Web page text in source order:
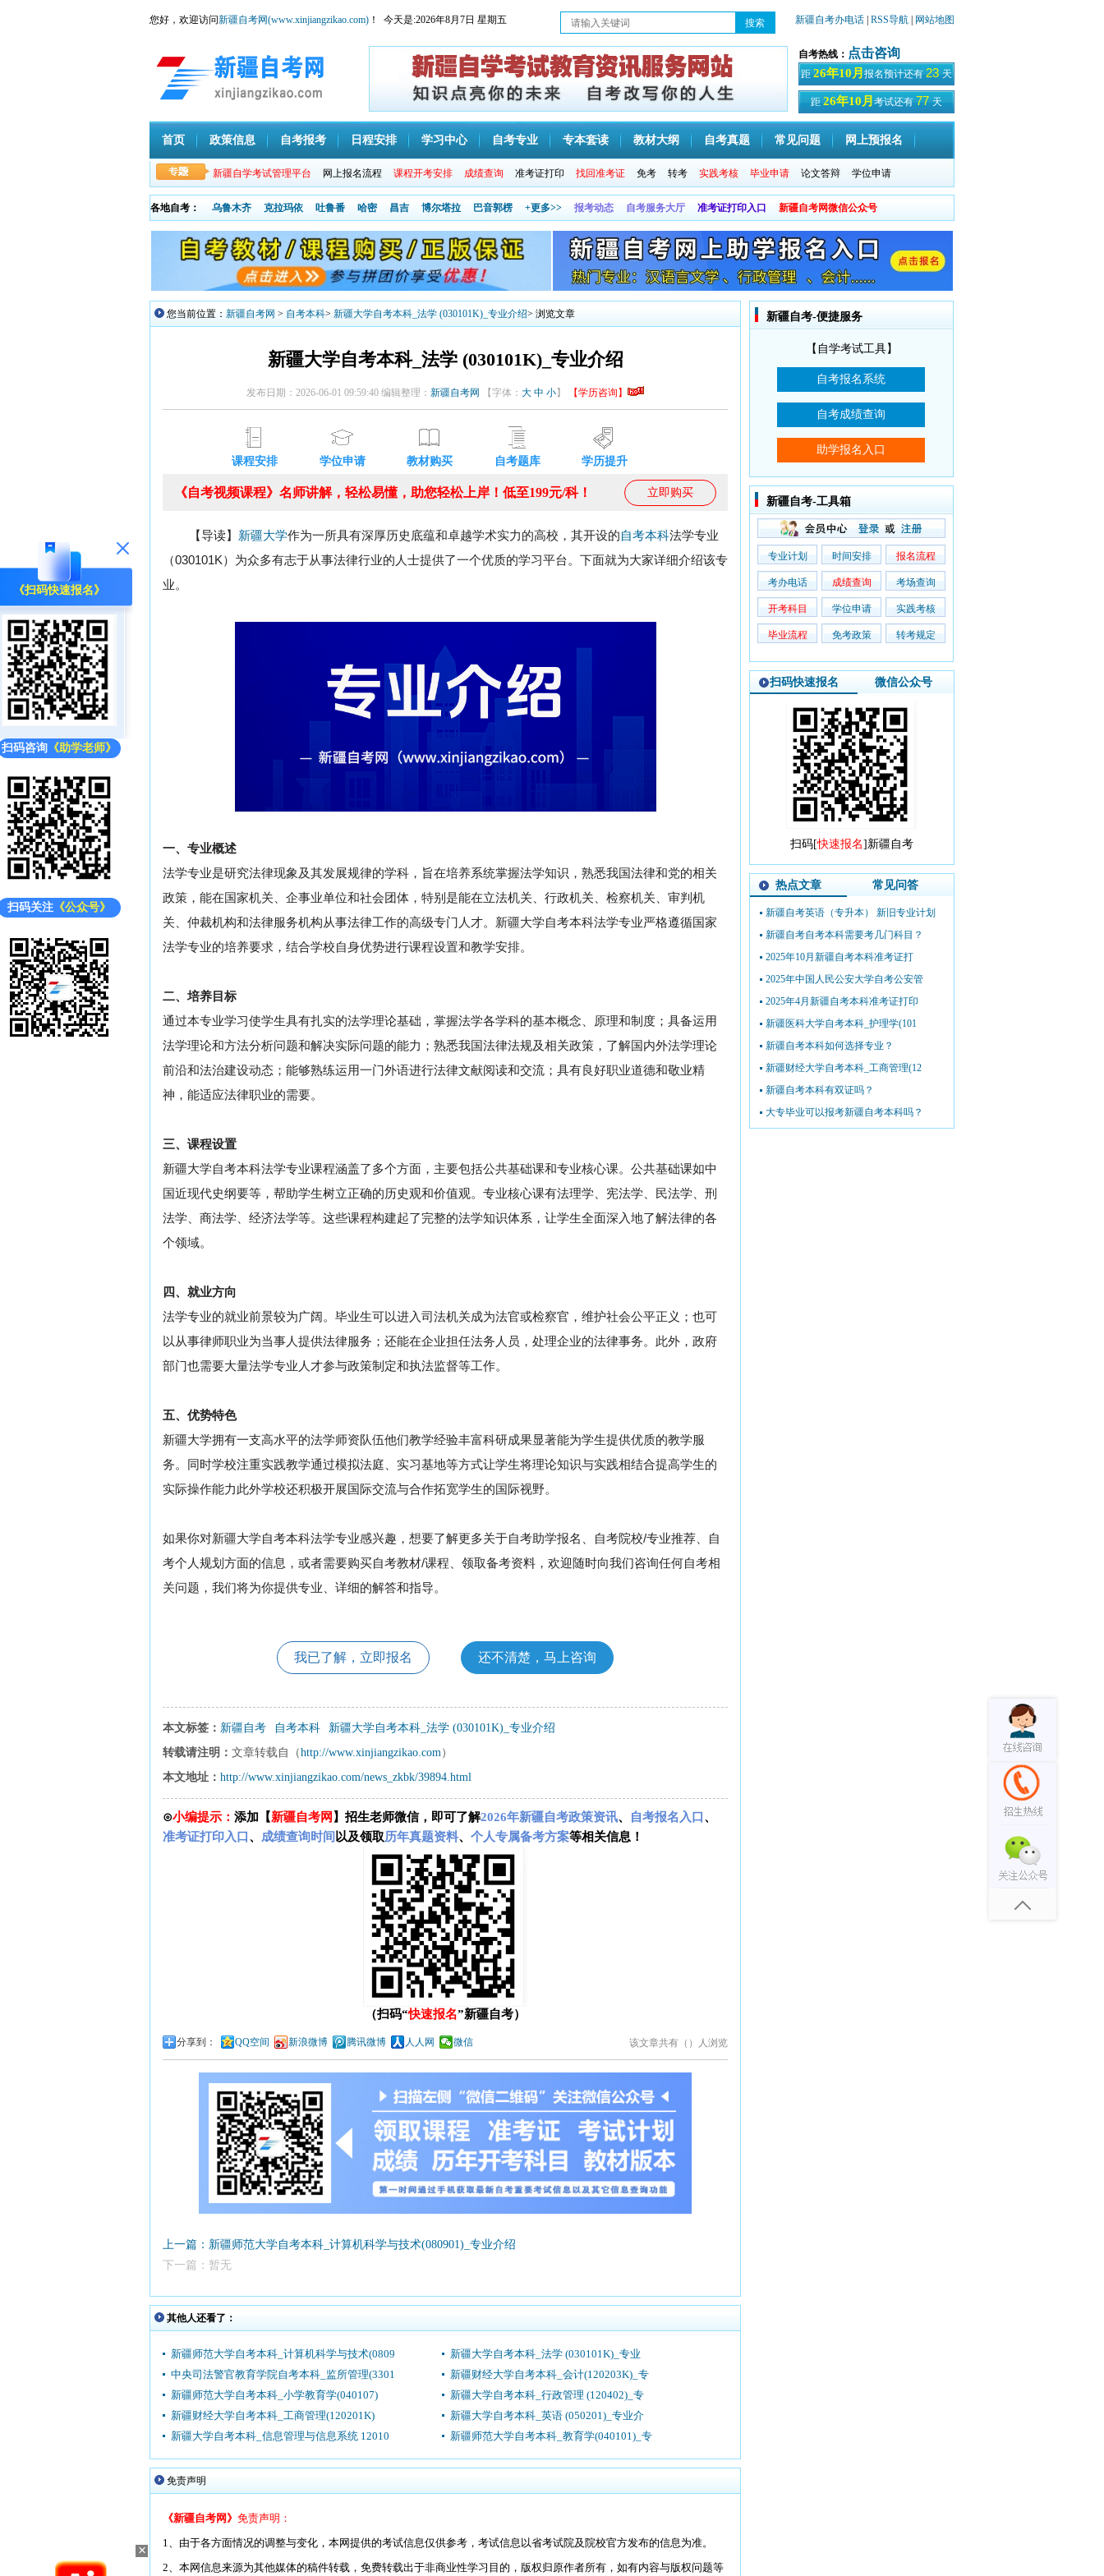
《扫码快速报名》
扫码咨询 《助学老师》
扫码关注 《公众号》
×
您好，欢迎访问新疆自考网(www.xinjiangzikao.com) ！ 今天是:2026年8月7日 星期五 新疆自考办电话 RSS导航 网站地图
自考热线： 点击咨询
距 26年10月 报名预计还有 23 天
距 26年10月 考试还有 77 天
首页 政策信息 自考报考 日程安排 学习中心 自考专业 专本套读 教材大纲 自考真题 常见问题 网上预报名
新疆自学考试管理平台 网上报名流程 课程开考安排 成绩查询 准考证打印 找回准考证 免考 转考 实践考核 毕业申请 论文答辩 学位申请
各地自考： 乌鲁木齐 克拉玛依 吐鲁番 哈密 昌吉 博尔塔拉 巴音郭楞 +更多>> 报考动态 自考服务大厅 准考证打印入口 新疆自考网微信公众号
您当前位置： 新疆自考网 > 自考本科> 新疆大学自考本科_法学 (030101K)_专业介绍> 浏览文章
新疆大学自考本科_法学 (030101K)_专业介绍
发布日期：2026-06-01 09:59:40 编辑整理： 新疆自考网 【字体： 大 中 小】 【学历咨询】
课程安排 学位申请 教材购买 自考题库 学历提升
立即购买
《自考视频课程》名师讲解，轻松易懂，助您轻松上岸！低至199元/科！
【导读】 新疆大学作为一所具有深厚历史底蕴和卓越学术实力的高校，其开设的自考本科法学专业
（030101K）为众多有志于从事法律行业的人士提供了一个优质的学习平台。下面就为大家详细介绍该专
业。
一、专业概述
法学专业是研究法律现象及其发展规律的学科，旨在培养系统掌握法学知识，熟悉我国法律和党的相关
政策，能在国家机关、企事业单位和社会团体，特别是能在立法机关、行政机关、检察机关、审判机
关、仲裁机构和法律服务机构从事法律工作的高级专门人才。新疆大学自考本科法学专业严格遵循国家
法学专业的培养要求，结合学校自身优势进行课程设置和教学安排。
二、培养目标
通过本专业学习使学生具有扎实的法学理论基础，掌握法学各学科的基本概念、原理和制度；具备运用
法学理论和方法分析问题和解决实际问题的能力；熟悉我国法律法规及相关政策，了解国内外法学理论
前沿和法治建设动态；能够熟练运用一门外语进行法律文献阅读和交流；具有良好职业道德和敬业精
神，能适应法律职业的需要。
三、课程设置
新疆大学自考本科法学专业课程涵盖了多个方面，主要包括公共基础课和专业核心课。公共基础课如中
国近现代史纲要等，帮助学生树立正确的历史观和价值观。专业核心课有法理学、宪法学、民法学、刑
法学、商法学、经济法学等。这些课程构建起了完整的法学知识体系，让学生全面深入地了解法律的各
个领域。
四、就业方向
法学专业的就业前景较为广阔。毕业生可以进入司法机关成为法官或检察官，维护社会公平正义；也可
以从事律师职业为当事人提供法律服务；还能在企业担任法务人员，处理企业的法律事务。此外，政府
部门也需要大量法学专业人才参与政策制定和执法监督等工作。
五、优势特色
新疆大学拥有一支高水平的法学师资队伍他们教学经验丰富科研成果显著能为学生提供优质的教学服
务。同时学校注重实践教学通过模拟法庭、实习基地等方式让学生将理论知识与实践相结合提高学生的
实际操作能力此外学校还积极开展国际交流与合作拓宽学生的国际视野。
如果你对新疆大学自考本科法学专业感兴趣，想要了解更多关于自考助学报名、自考院校/专业推荐、自
考个人规划方面的信息，或者需要购买自考教材/课程、领取备考资料，欢迎随时向我们咨询任何自考相
关问题，我们将为你提供专业、详细的解答和指导。
我已了解，立即报名 还不清楚，马上咨询
本文标签： 新疆自考 自考本科
新疆大学自考本科_法学 (030101K)_专业介绍
转载请注明： 文章转载自（http://www.xinjiangzikao.com）
本文地址： http://www.xinjiangzikao.com/news_zkbk/39894.html
⊙小编提示： 添加【新疆自考网 】招生老师微信，即可了解2026年新疆自考政策资讯、 自考报名入口 、
准考证打印入口 、 成绩查询时间以及领取历年真题资料、 个人专属备考方案等相关信息！
（扫码“快速报名”新疆自考）
分享到： QQ空间 新浪微博 腾讯微博 人人网 微信 该文章共有（ ）人浏览
上一篇：新疆师范大学自考本科_计算机科学与技术(080901)_专业介绍
下一篇：暂无
其他人还看了：
新疆师范大学自考本科_计算机科学与技术(0809
新疆大学自考本科_法学 (030101K)_专业
中央司法警官教育学院自考本科_监所管理(3301
新疆财经大学自考本科_会计(120203K)_专
新疆师范大学自考本科_小学教育学(040107)
新疆大学自考本科_行政管理 (120402)_专
新疆财经大学自考本科_工商管理(120201K)
新疆大学自考本科_英语 (050201)_专业介
新疆大学自考本科_信息管理与信息系统 12010
新疆师范大学自考本科_教育学(040101)_专
免责声明
《新疆自考网》 免责声明：
1、由于各方面情况的调整与变化，本网提供的考试信息仅供参考，考试信息以省考试院及院校官方发布的信息为准。
2、本网信息来源为其他媒体的稿件转载，免费转载出于非商业性学习目的，版权归原作者所有，如有内容与版权问题等
新疆自考-便捷服务
【自学考试工具】
新疆自考-工具箱
专业计划 时间安排 报名流程
考办电话 成绩查询 考场查询
开考科目 学位申请 实践考核
毕业流程 免考政策 转考规定
扫码快速报名 微信公众号
扫码[快速报名]新疆自考
热点文章 常见问答
新疆自考英语（专升本） 新旧专业计划
新疆自考自考本科需要考几门科目？
2025年10月新疆自考本科准考证打
2025年中国人民公安大学自考公安管
2025年4月新疆自考本科准考证打印
新疆医科大学自考本科_护理学(101
新疆自考本科如何选择专业？
新疆财经大学自考本科_工商管理(12
新疆自考本科有双证吗？
大专毕业可以报考新疆自考本科吗？